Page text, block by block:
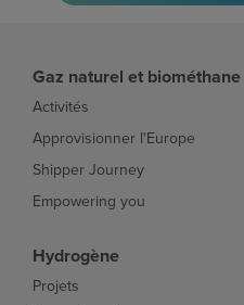
Gaz naturel et biométhane
Activités
Approvisionner l'Europe
Shipper Journey
Empowering you
Hydrogène
Projets